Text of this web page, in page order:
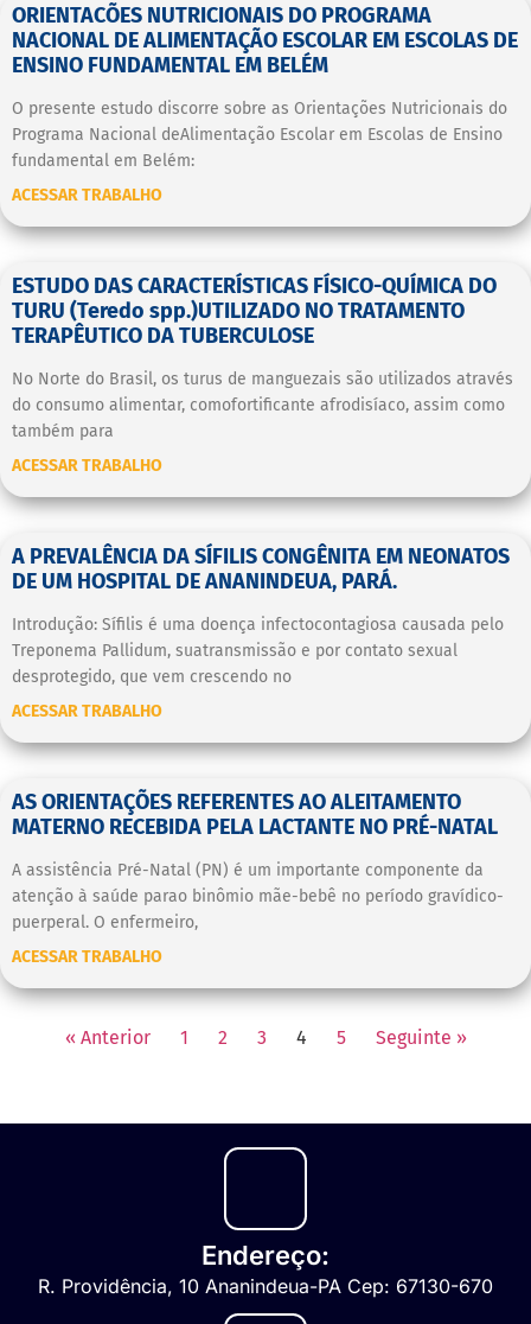
ORIENTACÕES NUTRICIONAIS DO PROGRAMA
NACIONAL DE ALIMENTAÇÃO ESCOLAR EM ESCOLAS DE
ENSINO FUNDAMENTAL EM BELÉM
O presente estudo discorre sobre as Orientações Nutricionais do
Programa Nacional deAlimentação Escolar em Escolas de Ensino
fundamental em Belém:
ACESSAR TRABALHO
ESTUDO DAS CARACTERÍSTICAS FÍSICO-QUÍMICA DO
TURU (Teredo spp.)UTILIZADO NO TRATAMENTO
TERAPÊUTICO DA TUBERCULOSE
No Norte do Brasil, os turus de manguezais são utilizados através
do consumo alimentar, comofortificante afrodisíaco, assim como
também para
ACESSAR TRABALHO
A PREVALÊNCIA DA SÍFILIS CONGÊNITA EM NEONATOS
DE UM HOSPITAL DE ANANINDEUA, PARÁ.
Introdução: Sífilis é uma doença infectocontagiosa causada pelo
Treponema Pallidum, suatransmissão e por contato sexual
desprotegido, que vem crescendo no
ACESSAR TRABALHO
AS ORIENTAÇÕES REFERENTES AO ALEITAMENTO
MATERNO RECEBIDA PELA LACTANTE NO PRÉ-NATAL
A assistência Pré-Natal (PN) é um importante componente da
atenção à saúde parao binômio mãe-bebê no período gravídico-
puerperal. O enfermeiro,
ACESSAR TRABALHO
« Anterior 1 2 3 4 5 Seguinte »
Endereço:
R. Providência, 10 Ananindeua-PA Cep: 67130-670